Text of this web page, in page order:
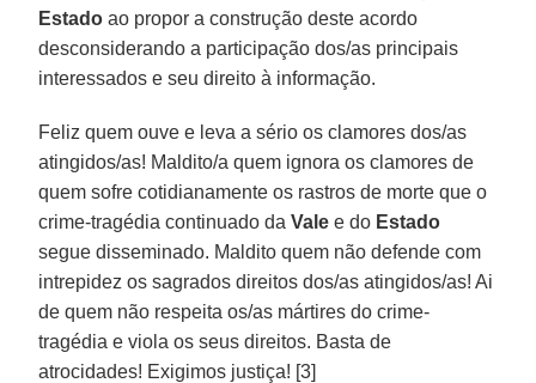
Estado ao propor a construção deste acordo
desconsiderando a participação dos/as principais
interessados e seu direito à informação.
Feliz quem ouve e leva a sério os clamores dos/as
atingidos/as! Maldito/a quem ignora os clamores de
quem sofre cotidianamente os rastros de morte que o
crime-tragédia continuado daVale e do Estado
segue disseminado. Maldito quem não defende com
intrepidez os sagrados direitos dos/as atingidos/as! Ai
de quem não respeita os/as mártires do crime-
tragédia e viola os seus direitos. Basta de
atrocidades! Exigimos justiça! [3]